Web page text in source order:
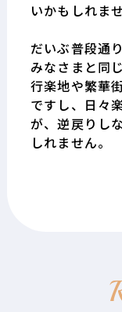
いかもしれま
だいぶ普段通
みなさまと同
行楽地や繁華
ですし、日々
が、逆戻りし
しれません。